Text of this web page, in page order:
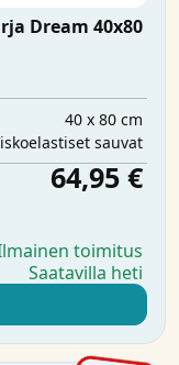
Dream 40x80
40 x 80 cm
sauvat
64,95 €
toimitus
Saatavilla heti